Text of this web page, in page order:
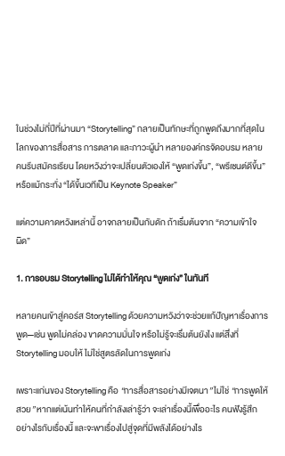
ในช่วงไม่กี่ปีที่ผ่านมา “Storytelling” กลายเป็นทักษะที่ถูกพูดถึงมากที่สุดใน
โลกของการสื่อสาร การตลาด และภาวะผู้นำ หลายองค์กรจัดอบรม หลาย
คนรีบสมัครเรียน โดยหวังว่าจะเปลี่ยนตัวเองให้ “พูดเก่งขึ้น”, “พรีเซนต์ดีขึ้น”
หรือแม้กระทั่ง “ได้ขึ้นเวทีเป็น Keynote Speaker”
แต่ความคาดหวังเหล่านี้ อาจกลายเป็นกับดัก ถ้าเริ่มต้นจาก “ความเข้าใจ
ผิด”
1. การอบรม Storytelling ไม่ได้ทำให้คุณ “พูดเก่ง” ในทันที
หลายคนเข้าสู่คอร์ส Storytelling ด้วยความหวังว่าจะช่วยแก้ปัญหาเรื่องการ
พูด—เช่น พูดไม่คล่อง ขาดความมั่นใจ หรือไม่รู้จะเริ่มต้นยังไง แต่สิ่งที่
Storytelling มอบให้ ไม่ใช่สูตรลัดในการพูดเก่ง
เพราะแก่นของ Storytelling คือ “การสื่อสารอย่างมีเจตนา” ไม่ใช่ “การพูดให้
สวย” หากแต่เน้นทำให้คนที่กำลังเล่ารู้ว่า จะเล่าเรื่องนี้เพื่ออะไร คนฟังรู้สึก
อย่างไรกับเรื่องนี้ และจะพาเรื่องไปสู่จุดที่มีพลังได้อย่างไร